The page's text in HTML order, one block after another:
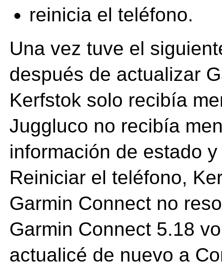
reinicia el teléfono.
Una vez tuve el
después de actualizar
Kerfstok solo recibía
Juggluco no recibía
información de estado
Reiniciar el teléfono,
Garmin Connect no
Garmin Connect 5.18
actualicé de nuevo a